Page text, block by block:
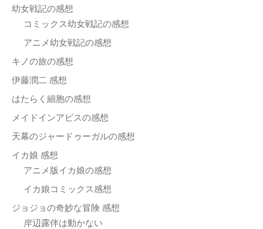
幼女戦記の感想
コミックス幼女戦記の感想
アニメ幼女戦記の感想
キノの旅の感想
伊藤潤二 感想
はたらく細胞の感想
メイドインアビスの感想
天幕のジャードゥーガルの感想
イカ娘 感想
アニメ版イカ娘の感想
イカ娘コミックス感想
ジョジョの奇妙な冒険 感想
岸辺露伴は動かない